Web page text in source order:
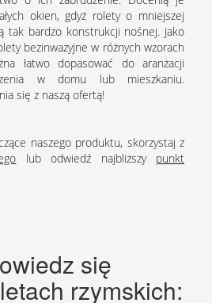
okien, gdyż rolety o mniejszej
tak bardzo konstrukcji nośnej. Jako
bezinwazyjne w różnych wzorach
łatwo dopasować do aranżacji
w domu lub mieszkaniu.
się z naszą ofertą!
naszego produktu, skorzystaj z
lub odwiedź najbliższy punkt
się
rzymskich: